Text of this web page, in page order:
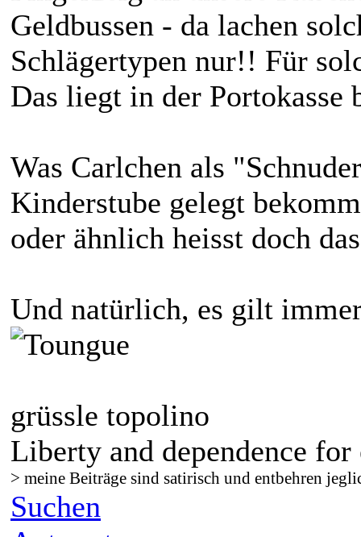
Geldbussen - da lachen
Schlägertypen nur!! Für
Das liegt in der Portokasse
Was Carlchen als
Kinderstube gelegt
oder ähnlich heisst doch
Und natürlich, es gilt
grüssle topolino
Liberty and dependence for
> meine Beiträge sind satirisch und entbehren
Suchen